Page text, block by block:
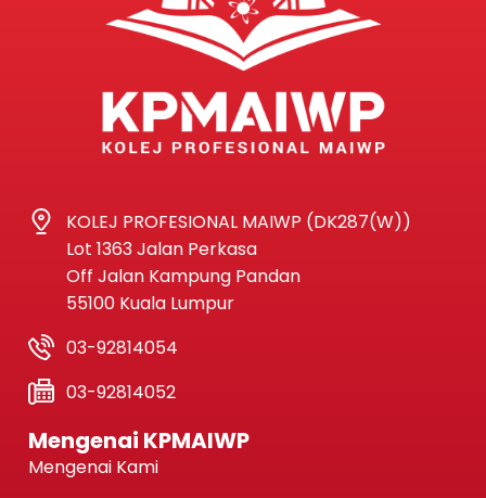
KOLEJ PROFESIONAL MAIWP (DK287(W))
Lot 1363 Jalan Perkasa
Off Jalan Kampung Pandan
55100 Kuala Lumpur
03-92814054
03-92814052
Mengenai KPMAIWP
Mengenai Kami